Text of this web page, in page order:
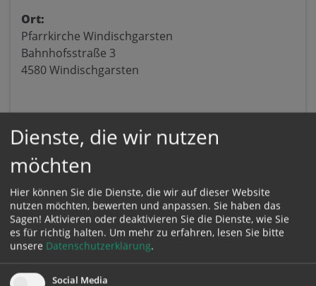
Ort:
Pfarrkirche Windischgarsten
Bahnhofsstraße 3
4580 Windischgarsten
Karte:
Zustimmung erforderlich!
Dienste, die wir nutzen
möchten
Hier können Sie die Dienste, die wir auf dieser Website
nutzen möchten, bewerten und anpassen. Sie haben das
Sagen! Aktivieren oder deaktivieren Sie die Dienste, wie Sie
es für richtig halten. Um mehr zu erfahren, lesen Sie bitte
unsere Datenschutzerklärung.
Social Media